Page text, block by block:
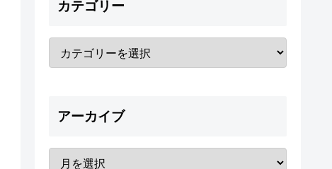
カテゴリー
アーカイブ